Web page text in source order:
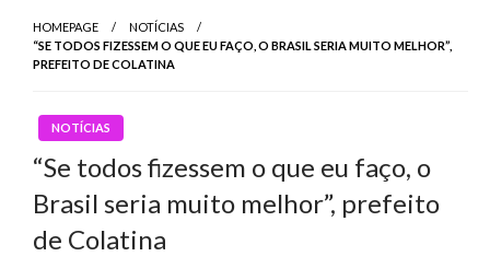
HOMEPAGE
NOTÍCIAS
“SE TODOS FIZESSEM O QUE EU FAÇO, O BRASIL SERIA MUITO MELHOR”,
PREFEITO DE COLATINA
NOTÍCIAS
“Se todos fizessem o que eu faço, o
Brasil seria muito melhor”, prefeito
de Colatina